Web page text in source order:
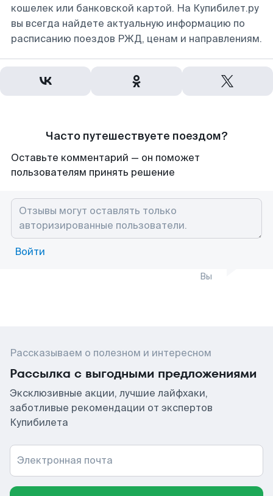
кошелек или банковской картой. На Купибилет.ру
вы всегда найдете актуальную информацию по
расписанию поездов РЖД, ценам и направлениям.
Часто путешествуете поездом?
Оставьте комментарий — он поможет
пользователям принять решение
Войти
Вы
Рассказываем о полезном и интересном
Рассылка с выгодными предложениями
Эксклюзивные акции, лучшие лайфхаки,
заботливые рекомендации от экспертов
Купибилета
Электронная почта